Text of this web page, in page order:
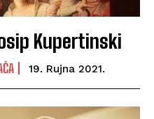
Kupertinski
19. Rujna 2021.